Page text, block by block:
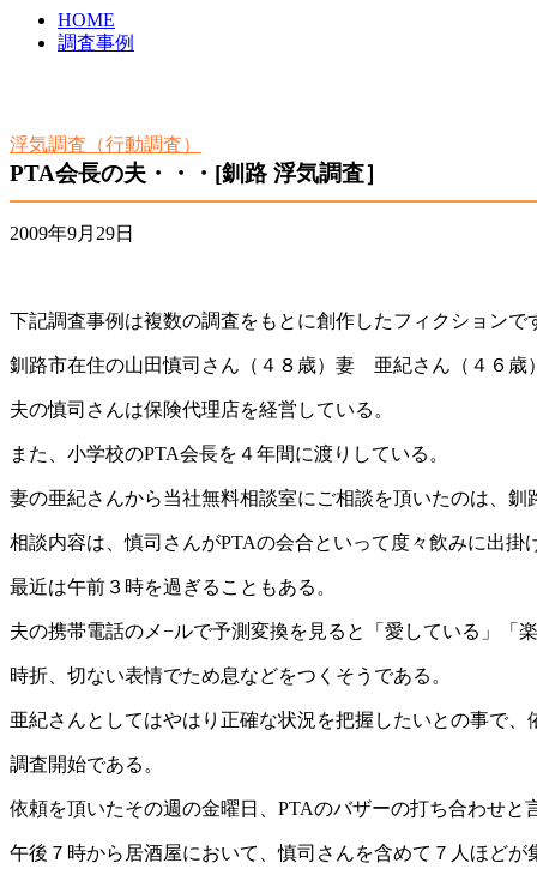
HOME
調査事例
浮気調査（行動調査）
PTA会長の夫・・・[釧路 浮気調査］
2009年9月29日
下記調査事例は複数の調査をもとに創作したフィクションで
釧路市在住の山田慎司さん（４８歳）妻 亜紀さん（４６
夫の慎司さんは保険代理店を経営している。
また、小学校のPTA会長を４年間に渡りしている。
妻の亜紀さんから当社無料相談室にご相談を頂いたのは、
相談内容は、慎司さんがPTAの会合といって度々飲みに出掛
最近は午前３時を過ぎることもある。
夫の携帯電話のメ−ルで予測変換を見ると「愛している」「
時折、切ない表情でため息などをつくそうである。
亜紀さんとしてはやはり正確な状況を把握したいとの事で、
調査開始である。
依頼を頂いたその週の金曜日、PTAのバザーの打ち合わせと
午後７時から居酒屋において、慎司さんを含めて７人ほど